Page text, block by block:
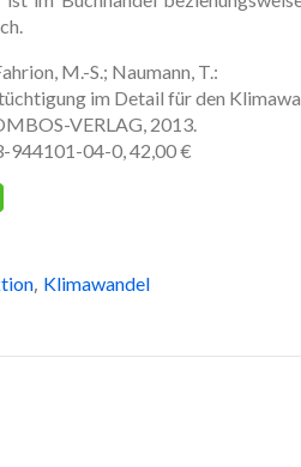
M.-S.; Naumann, T.:
im Detail für den
VERLAG, 2013.
944101-04-0, 42,00 €
, Klimawandel